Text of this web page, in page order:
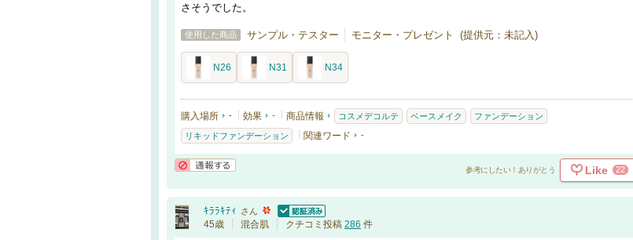
さそうでした。
使用した商品 サンプル・テスター モニター・プレゼント (提供元：未記入)
N26 N31 N34
購入場所 - 効果 - 商品情報 コスメデコルテ ベースメイク ファンデーション
リキッドファンデーション 関連ワード -
参考にしたい！ありがとう Like 22
ｷﾗﾗｷﾃｨ
さん
認証済
45歳 混合肌 クチコミ投稿 286 件